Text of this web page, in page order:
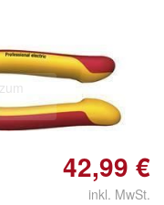
42,99 €
inkl. MwSt.